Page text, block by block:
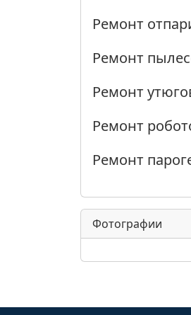
Ремонт
Ремонт
Ремонт
Ремонт
Ремонт
Фотографии